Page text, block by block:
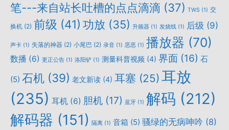
笔---来自站长吐槽的点点滴滴 (37) TWS (1) 交
换机 (2) 前级 (41) 功放 (35) 升频器 (1) 发烧线 (1) 后级 (9)
声卡 (1) 失落的神器 (2) 小尾巴 (2) 录音 (1) 恶恶 (1) 播放器 (70)
数播 (6) 更正公告 (1) 洛阳铲 (1) 测量科普视频 (4) 界面 (16) 石
(5) 石机 (39) 老文新读 (4) 耳塞 (25) 耳放
(235) 耳机 (6) 胆机 (17) 蓝牙 (1) 解码 (212)
解码器 (151) 隔离 (1) 音箱 (5) 骚绿的无病呻吟 (8)